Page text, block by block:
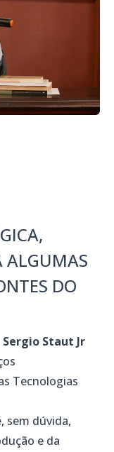
ALGUMAS
DO
Sergio Staut Jr
Tecnologias
sem dúvida,
e da